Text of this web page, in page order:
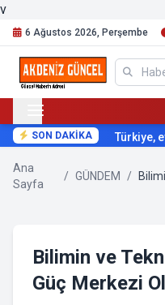
v
6 Ağustos 2026, Perşembe
SON DAKİKA Türkiye,
Ana
Sayfa
/ GÜNDEM /
Bilimin ve
Güç Merkezi